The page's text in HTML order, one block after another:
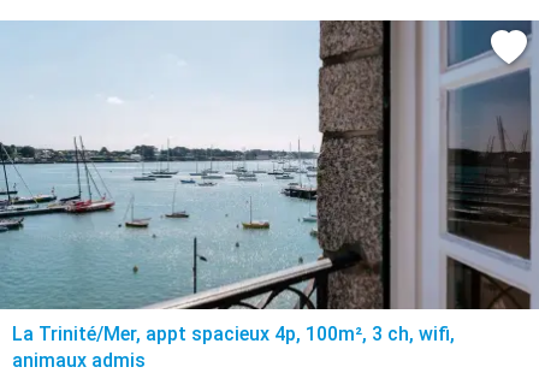
La Trinité/Mer, appt spacieux 4p, 100m², 3 ch, wifi,
animaux admis